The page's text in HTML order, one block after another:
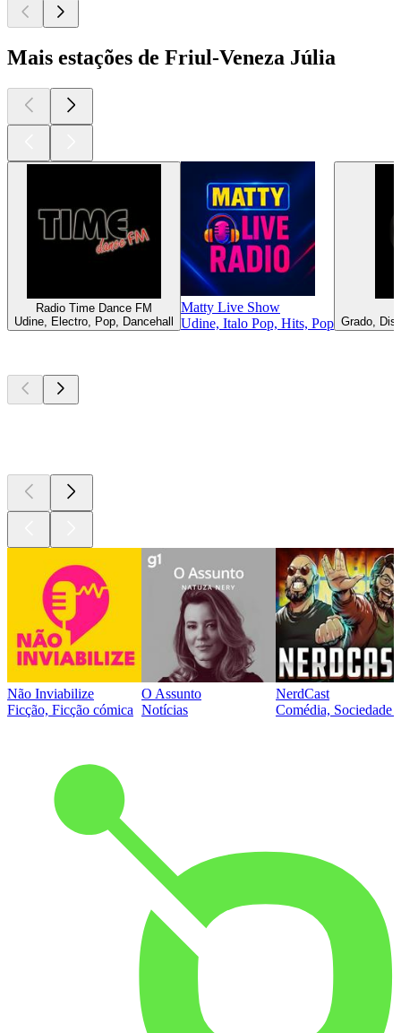
Mais estações de Friul-Veneza Júlia
Radio Time Dance FM
Udine, Electro, Pop, Dancehall
Matty Live Show
Udine, Italo Pop, Hits, Pop Grado,
Não Inviabilize
Ficção, Ficção cómica
O Assunto
Notícias
NerdCast
Comédia, Sociedade